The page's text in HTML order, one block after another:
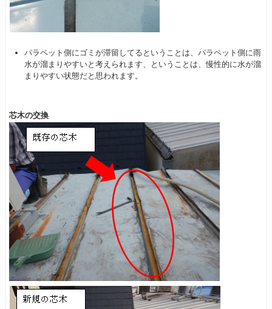
パラペット側にゴミが滞留してるということは、パラペット側に雨
水が溜まりやすいと考えられます、ということは、慢性的に水が溜
まりやすい状態だと思われます。
芯木の交換